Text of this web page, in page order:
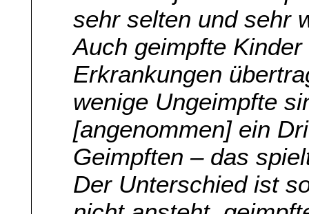
sehr selten und sehr
Auch geimpfte
Erkrankungen
wenige Ungeimpfte
[angenommen] ein
Geimpften – das
Der Unterschied ist